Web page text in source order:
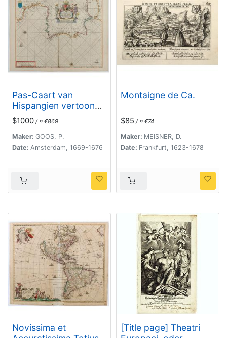
Pas-Caart van
Hispangien vertoonde
de Custen van
Granade…
$1000 / ≈ €869
Maker: GOOS, P.
Date: Amsterdam, 1669-1676
Montaigne de Ca.
$85 / ≈ €74
Maker: MEISNER, D.
Date: Frankfurt, 1623-1678
Novissima et
[Title page] Theatri